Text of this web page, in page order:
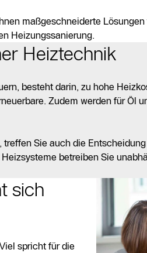
maßgeschneiderte
Heizungssanierung.
Heiztechnik
besteht darin, zu hohe
Zudem werden für Öl
Sie auch die
betreiben Sie
sich
spricht für die